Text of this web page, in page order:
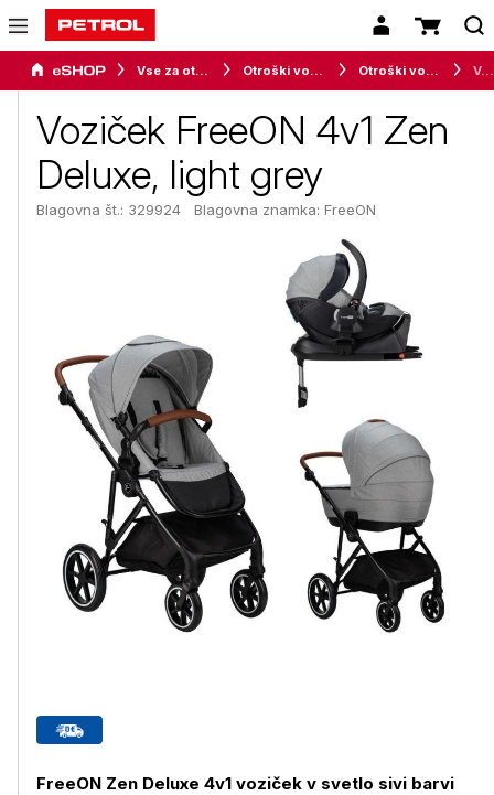
Vse za otroke Otroški vozički in avtosedeži Otroški vozički Voziček FreeON 4v1 Zen Deluxe, light grey
Voziček FreeON 4v1 Zen
Deluxe, light grey
Blagovna št.: 329924 Blagovna znamka: FreeON
FreeON Zen Deluxe 4v1 voziček v svetlo sivi barvi